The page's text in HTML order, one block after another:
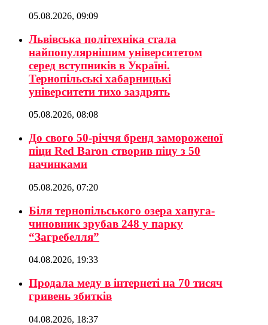
05.08.2026, 09:09
Львівська політехніка стала
найпопулярнішим університетом
серед вступників в Україні.
Тернопільські хабарницькі
університети тихо заздрять
05.08.2026, 08:08
До свого 50-річчя бренд замороженої
піци Red Baron створив піцу з 50
начинками
05.08.2026, 07:20
Біля тернопільського озера хапуга-
чиновник зрубав 248 у парку
“Загребелля”
04.08.2026, 19:33
Продала меду в інтернеті на 70 тисяч
гривень збитків
04.08.2026, 18:37